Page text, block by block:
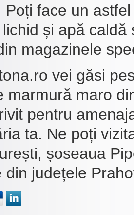
Poți face un
și apă caldă
magazinele
vei găsi
marmură maro
pentru
ta. Ne poți
șoseaua
din județele